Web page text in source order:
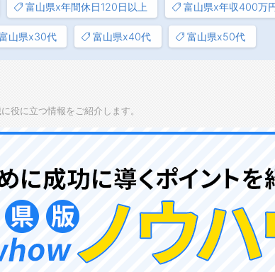
富山県x年間休日120日以上 富山県x年収400万
山県x30代 富山県x40代 富山県x50代
役に立つ情報をご紹介します。